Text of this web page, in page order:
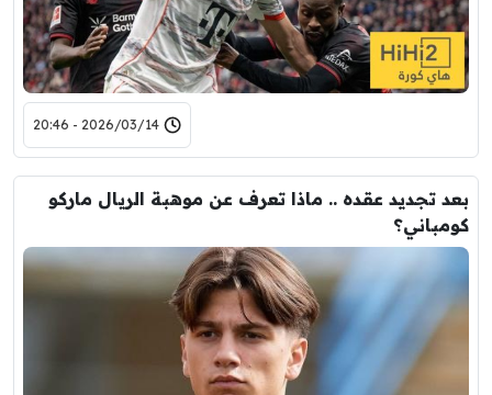
2026/03/14 - 20:46
بعد تجديد عقده .. ماذا تعرف عن موهبة الريال ماركو
كومباني؟